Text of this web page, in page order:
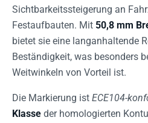
Sichtbarkeitssteigerung an
Festaufbauten. Mit 50,8 mm
bietet sie eine langanhaltende
Beständigkeit, was besonders
Weitwinkeln von Vorteil ist.
Die Markierung ist ECE104-
Klasse der homologierten